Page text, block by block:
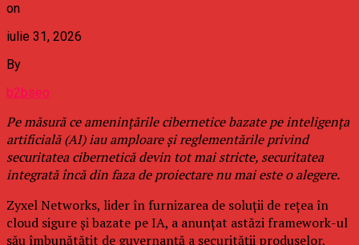
on
iulie 31, 2026
By
b2bseo
Pe măsură ce amenințările cibernetice bazate pe inteligența
artificială (AI) iau amploare și reglementările privind
securitatea cibernetică devin tot mai stricte, securitatea
integrată încă din faza de proiectare nu mai este o alegere.
Zyxel Networks, lider în furnizarea de soluții de rețea în
cloud sigure și bazate pe IA, a anunțat astăzi framework-ul
său îmbunătățit de guvernanță a securității produselor,